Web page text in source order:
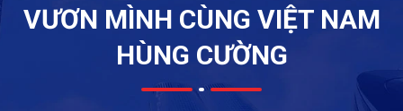
VƯƠN MÌNH CÙNG VIỆT NAM
HÙNG CƯỜNG